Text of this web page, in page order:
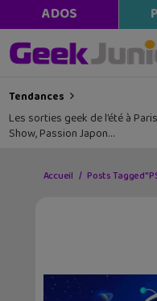
ADOS
Tendances
Les sorties geek de l’été à
Show, Passion Japon…
Accueil Posts Tagged